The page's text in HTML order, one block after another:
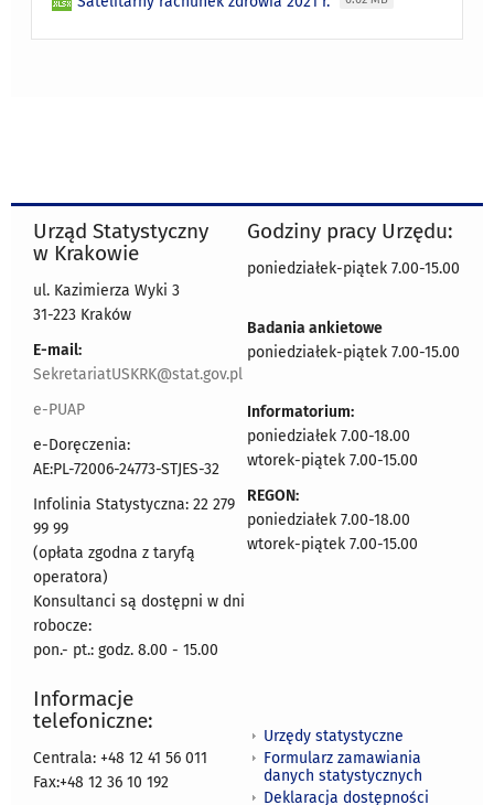
Urząd Statystyczny
w Krakowie
ul. Kazimierza Wyki 3
31-223 Kraków
E-mail:
SekretariatUSKRK@stat.gov.pl
e-PUAP
e-Doręczenia:
AE:PL-72006-24773-STJES-32
Infolinia Statystyczna: 22 279
99 99
(opłata zgodna z taryfą
operatora)
Konsultanci są dostępni w dni
robocze:
pon.- pt.: godz. 8.00 - 15.00
Godziny pracy Urzędu:
poniedziałek-piątek 7.00-15.00
Badania ankietowe
poniedziałek-piątek 7.00-15.00
Informatorium:
poniedziałek 7.00-18.00
wtorek-piątek 7.00-15.00
REGON:
poniedziałek 7.00-18.00
wtorek-piątek 7.00-15.00
Informacje
telefoniczne:
Centrala: +48 12 41 56 011
Fax:+48 12 36 10 192
Urzędy statystyczne
Formularz zamawiania
danych statystycznych
Deklaracja dostępności